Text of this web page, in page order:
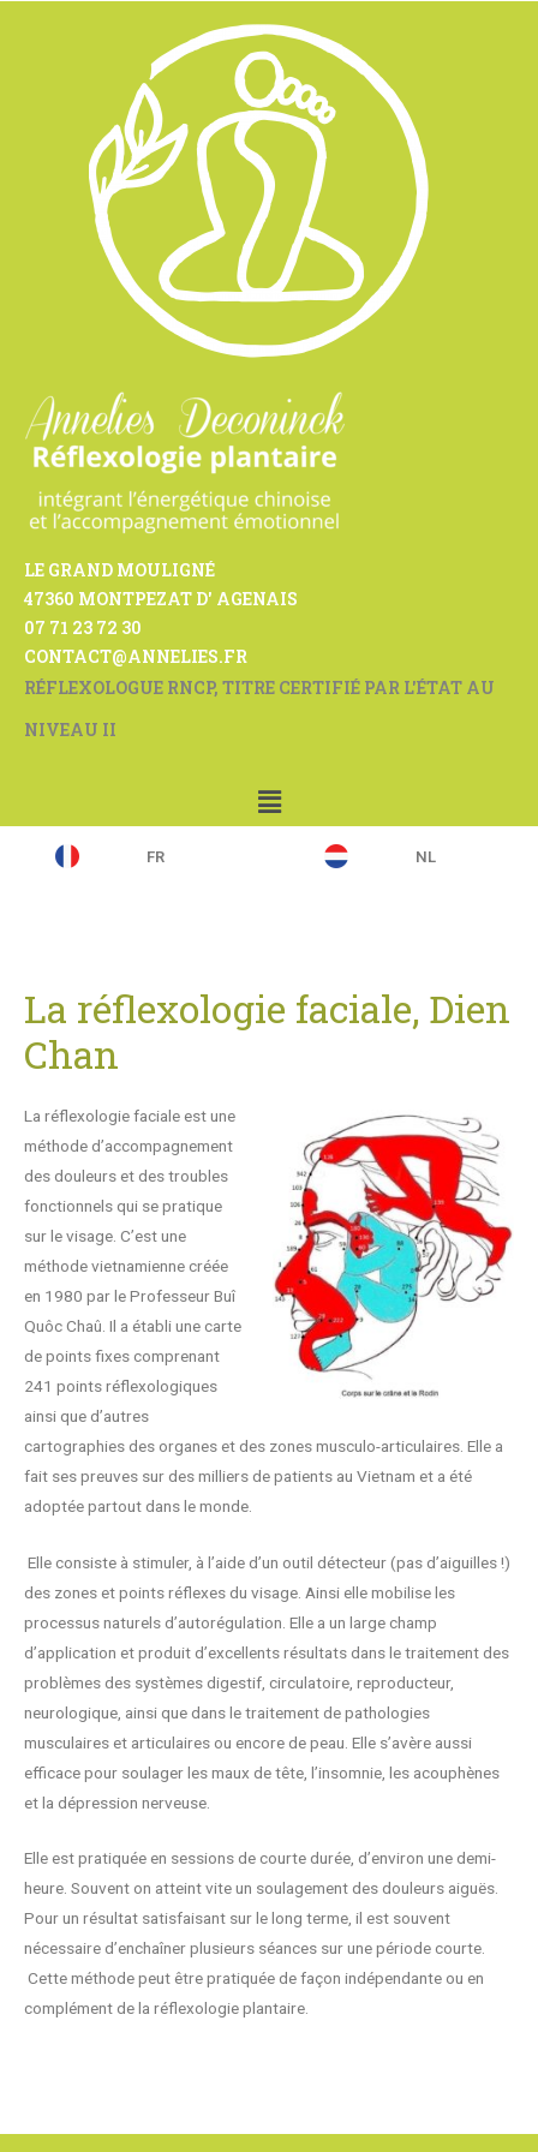
LE GRAND MOULIGNÉ
47360 MONTPEZAT D' AGENAIS
07 71 23 72 30
CONTACT@ANNELIES.FR
RÉFLEXOLOGUE RNCP, TITRE CERTIFIÉ PAR L'ÉTAT AU
NIVEAU II
FR NL
La réflexologie faciale, Dien
Chan
La réflexologie faciale est une
méthode d’accompagnement
des douleurs et des troubles
fonctionnels qui se pratique
sur le visage. C’est une
méthode vietnamienne créée
en 1980 par le Professeur Buî
Quôc Chaû. Il a établi une carte
de points fixes comprenant
241 points réflexologiques
ainsi que d’autres
cartographies des organes et des zones musculo-articulaires. Elle a
fait ses preuves sur des milliers de patients au Vietnam et a été
adoptée partout dans le monde.
Elle consiste à stimuler, à l’aide d’un outil détecteur (pas d’aiguilles !)
des zones et points réflexes du visage. Ainsi elle mobilise les
processus naturels d’autorégulation. Elle a un large champ
d’application et produit d’excellents résultats dans le traitement des
problèmes des systèmes digestif, circulatoire, reproducteur,
neurologique, ainsi que dans le traitement de pathologies
musculaires et articulaires ou encore de peau. Elle s’avère aussi
efficace pour soulager les maux de tête, l’insomnie, les acouphènes
et la dépression nerveuse.
Elle est pratiquée en sessions de courte durée, d’environ une demi-
heure. Souvent on atteint vite un soulagement des douleurs aiguës.
Pour un résultat satisfaisant sur le long terme, il est souvent
nécessaire d’enchaîner plusieurs séances sur une période courte.
Cette méthode peut être pratiquée de façon indépendante ou en
complément de la réflexologie plantaire.